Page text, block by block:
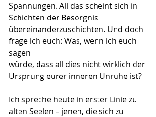
Spannungen. All das scheint sich in
Schichten der Besorgnis
übereinanderzuschichten. Und doch
frage ich euch: Was, wenn ich euch
sagen
würde, dass all dies nicht wirklich der
Ursprung eurer inneren Unruhe ist?
Ich spreche heute in erster Linie zu
alten Seelen – jenen, die sich zu